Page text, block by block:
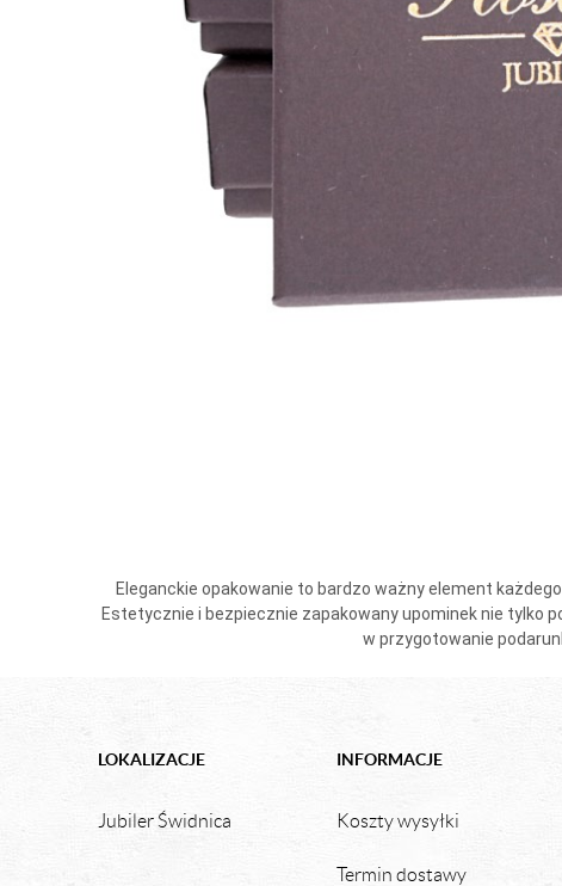
Eleganckie opakowanie to bardzo ważny element
Estetycznie i bezpiecznie zapakowany upominek nie tylko
w przygotowanie
LOKALIZACJE
Jubiler Świdnica
INFORMACJE
Koszty wysyłki
Termin dostawy